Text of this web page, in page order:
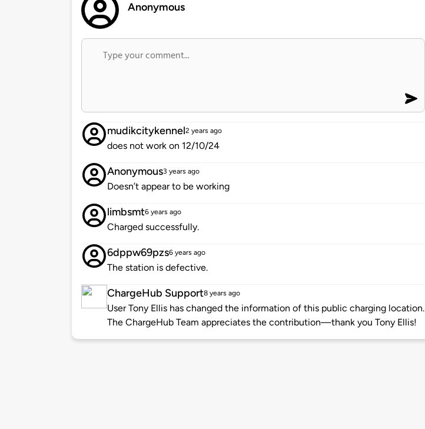
Anonymous
mudikcitykennel2 years ago
does not work on 12/10/24
Anonymous3 years ago
Doesn’t appear to be working
limbsmt6 years ago
Charged successfully.
6dppw69pzs6 years ago
The station is defective.
ChargeHub Support8 years ago
User Tony Ellis has changed the information of this public charging location.
The ChargeHub Team appreciates the contribution—thank you Tony Ellis!